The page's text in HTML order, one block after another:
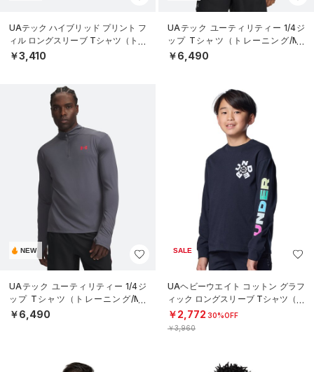
UAテック ハイブリッド プリント フ
ィル ロングスリーブ Tシャツ（トレ
ーニング/BOYS）
￥3,410
UAテック ユーティリティー 1/4ジ
ップ Tシャツ（トレーニング/ME
N）
￥6,490
NEW
UAテック ユーティリティー 1/4ジ
ップ Tシャツ（トレーニング/ME
N）
￥6,490
SALE
UAヘビーウエイト コットン グラフ
ィック ロングスリーブ Tシャツ（ト
レーニング/BOYS）
￥2,772 30%OFF
￥3,960